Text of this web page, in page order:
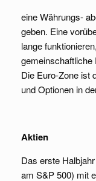
eine Währungs-
geben. Eine
lange
gemeinschaftliche
Die Euro-Zone ist
und Optionen in
Aktien
Das erste
am S&P 500) mit